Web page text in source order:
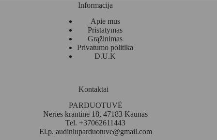
Informacija
Apie mus
Pristatymas
Grąžinimas
Privatumo politika
D.U.K
Kontaktai
PARDUOTUVĖ
Neries krantinė 18, 47183 Kaunas
Tel. +37062611443
El.p. audiniuparduotuve@gmail.com